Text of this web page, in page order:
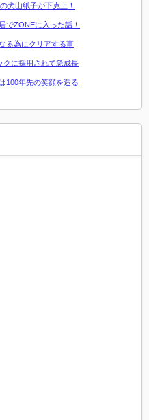
犬山紙子が下克上！
でZONEに入った話！
る為にクリアする事
クに採用されて急成長
100年先の笑顔を造る